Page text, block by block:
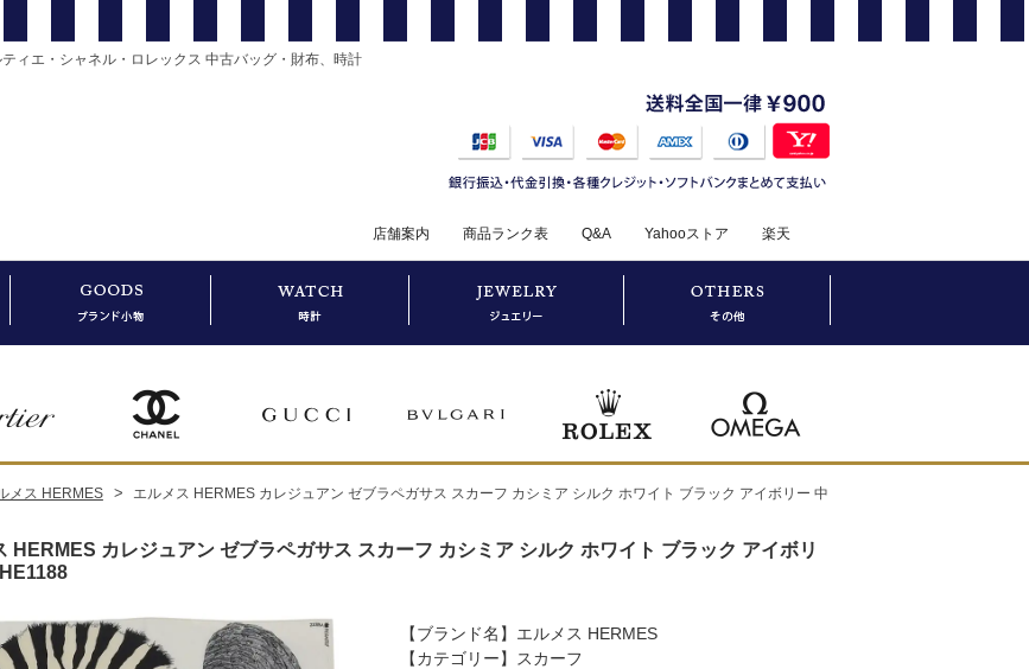
ィエ・シャネル・ロレックス 中古バッグ・財布、時計
店舗案内 商品ランク表 Q&A Yahooストア 楽天
メス HERMES >
エルメス HERMES カレジュアン ゼブラペガサス スカーフ カシミア シルク ホワイト ブラック アイボリー 中
HERMES カレジュアン ゼブラペガサス スカーフ カシミア シルク ホワイト ブラック アイボリ
【ブランド名】エルメス HERMES
【カテゴリー】スカーフ